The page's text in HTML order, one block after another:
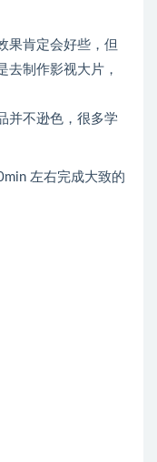
果肯定会好些，但
去制作影视大片，
并不逊色，很多学
左右完成大致的